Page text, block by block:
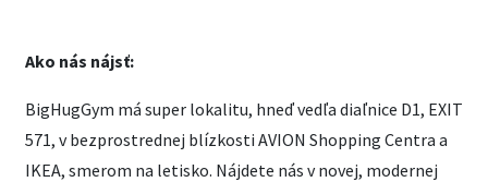
Ako nás nájsť:
BigHugGym má super lokalitu, hneď vedľa diaľnice D1, EXIT
571, v bezprostrednej blízkosti AVION Shopping Centra a
IKEA, smerom na letisko. Nájdete nás v novej, modernej